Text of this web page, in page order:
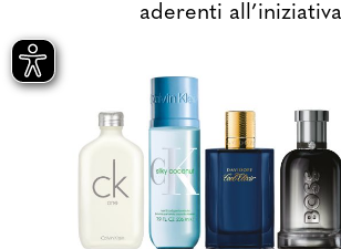
aderenti